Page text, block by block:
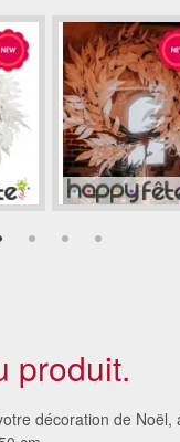
produit.
décoration de Noël,